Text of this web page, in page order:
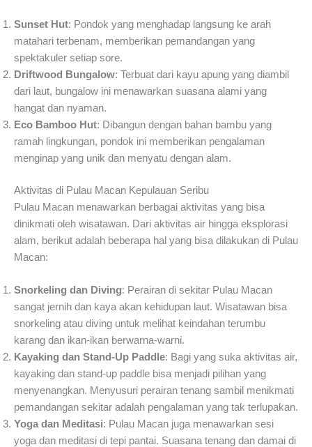
Sunset Hut: Pondok yang menghadap langsung ke arah
matahari terbenam, memberikan pemandangan yang
spektakuler setiap sore.
Driftwood Bungalow: Terbuat dari kayu apung yang diambil
dari laut, bungalow ini menawarkan suasana alami yang
hangat dan nyaman.
Eco Bamboo Hut: Dibangun dengan bahan bambu yang
ramah lingkungan, pondok ini memberikan pengalaman
menginap yang unik dan menyatu dengan alam.
Aktivitas di Pulau Macan Kepulauan Seribu
Pulau Macan menawarkan berbagai aktivitas yang bisa
dinikmati oleh wisatawan. Dari aktivitas air hingga eksplorasi
alam, berikut adalah beberapa hal yang bisa dilakukan di Pulau
Macan:
Snorkeling dan Diving: Perairan di sekitar Pulau Macan
sangat jernih dan kaya akan kehidupan laut. Wisatawan bisa
snorkeling atau diving untuk melihat keindahan terumbu
karang dan ikan-ikan berwarna-warni.
Kayaking dan Stand-Up Paddle: Bagi yang suka aktivitas air,
kayaking dan stand-up paddle bisa menjadi pilihan yang
menyenangkan. Menyusuri perairan tenang sambil menikmati
pemandangan sekitar adalah pengalaman yang tak terlupakan.
Yoga dan Meditasi: Pulau Macan juga menawarkan sesi
yoga dan meditasi di tepi pantai. Suasana tenang dan damai di